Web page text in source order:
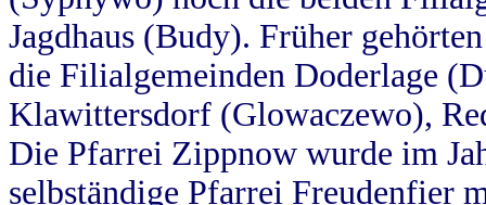
Jagdhaus (Budy). Früher
die Filialgemeinden Doderlage
Klawittersdorf (Glowaczewo),
Die Pfarrei Zippnow wurde im
selbständige Pfarrei Freudenfier